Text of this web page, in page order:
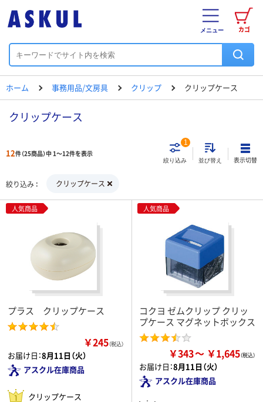
カゴ
メニュー
ホーム 事務用品/文房具 クリップ クリップケース
クリップケース
12件（25商品）中 1～12件を表示
絞り込み
1
並び替え 表示切替
絞り込み クリップケース
人気商品
プラス クリップケース
￥245（税込）
お届け日：8月11日（火）
アスクル在庫商品
クリップケース
人気商品
コクヨ ゼムクリップ クリッ
プケース マグネットボックス
￥343 ￥1,645
お届け日：8月11日（火）
アスクル在庫商品